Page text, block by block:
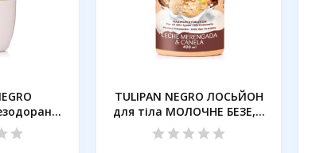
TULIPAN NEGRO ЛОСЬЙОН
для тіла МОЛОЧНЕ БЕЗЕ,...